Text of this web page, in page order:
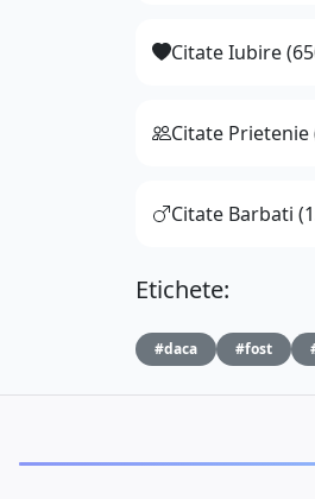
Citate Iubire
Citate Prietenie
Citate Barbati
Etichete:
#daca #fost